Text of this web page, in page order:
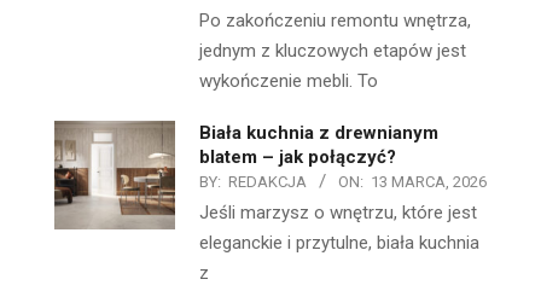
Po zakończeniu remontu wnętrza,
jednym z kluczowych etapów jest
wykończenie mebli. To
Biała kuchnia z drewnianym
blatem – jak połączyć?
BY: REDAKCJA ON: 13 MARCA, 2026
Jeśli marzysz o wnętrzu, które jest
eleganckie i przytulne, biała kuchnia
z